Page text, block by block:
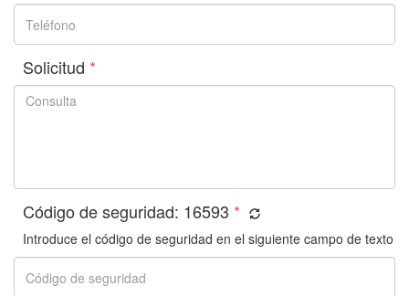
Solicitud *
Código de seguridad: 16593 *
Introduce el código de seguridad en el siguiente campo de texto